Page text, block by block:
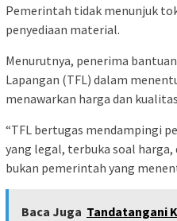
Pemerintah tidak menunjuk
penyediaan material.
Menurutnya, penerima
Lapangan (TFL) dalam
menawarkan harga dan
“TFL bertugas mendampingi
yang legal, terbuka soal harga,
bukan pemerintah yang
Baca Juga Tandatangani